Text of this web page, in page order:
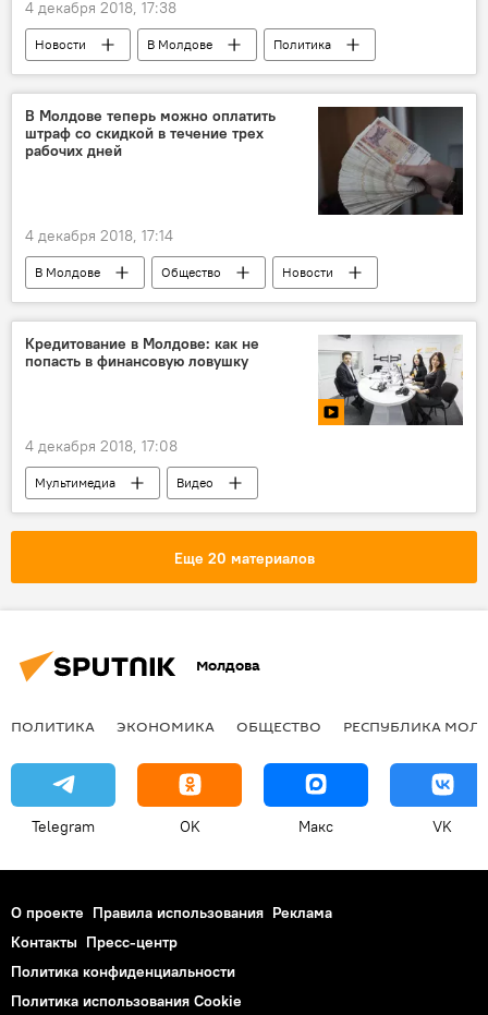
4 декабря 2018, 17:38
Новости В Молдове Политика
В Молдове теперь можно оплатить
штраф со скидкой в течение трех
рабочих дней
4 декабря 2018, 17:14
В Молдове Общество
Новости
штраф
поправки
Кредитование в Молдове: как не
попасть в финансовую ловушку
4 декабря 2018, 17:08
Мультимедиа Видео
Еще 20 материалов
Молдова
ПОЛИТИКА ЭКОНОМИКА ОБЩЕСТВО РЕСПУБЛИКА
Telegram OK Макс VK
О проекте Правила использования Реклама
Контакты Пресс-центр
Политика конфиденциальности
Политика использования Cookie